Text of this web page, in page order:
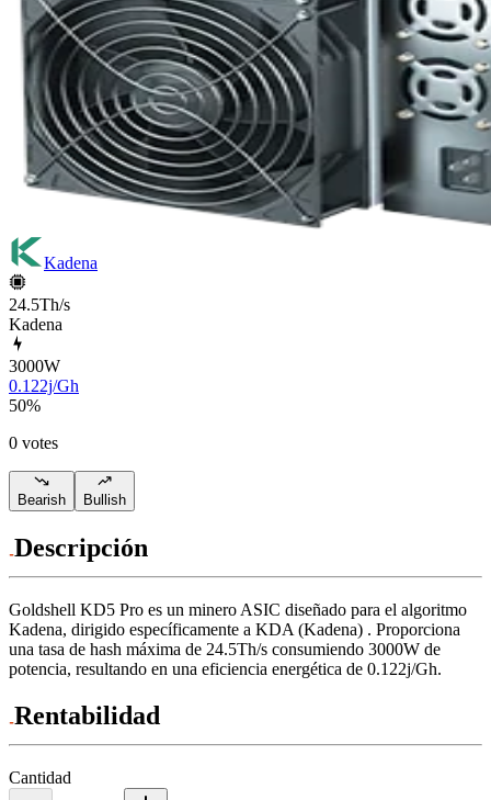
Kadena
24.5Th/s
Kadena
3000W
0.122j/Gh
50%
0 votes
Bearish Bullish
Descripción
Goldshell KD5 Pro es un minero ASIC diseñado para el algoritmo
Kadena, dirigido específicamente a KDA (Kadena) . Proporciona
una tasa de hash máxima de 24.5Th/s consumiendo 3000W de
potencia, resultando en una eficiencia energética de 0.122j/Gh.
Rentabilidad
Cantidad